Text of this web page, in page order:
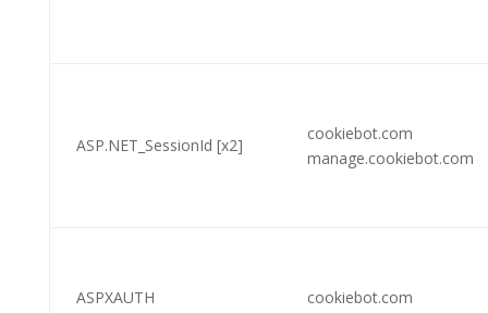
ASP.NET_SessionId [x2]
cookiebot.com
manage.cookiebot.com
ASPXAUTH cookiebot.com